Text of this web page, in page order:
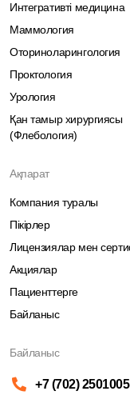
Интегративті медицина
Маммология
Оториноларингология
Проктология
Урология
Қан тамыр хирургиясы
(Флебология)
Ақпарат
Компания туралы
Пікірлер
Лицензиялар мен
Акциялар
Пациенттерге
Байланыс
Байланыс
+7 (702) 2501005